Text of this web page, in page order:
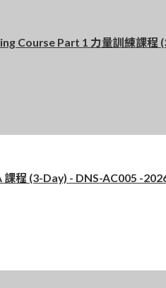
Course Part 1 力量訓練課程
程 (3-Day) - DNS-AC005 -